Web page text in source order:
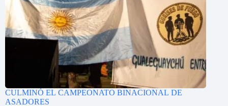
CULMINÓ EL CAMPEONATO BINACIONAL DE
ASADORES